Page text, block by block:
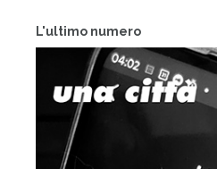
L'ultimo numero